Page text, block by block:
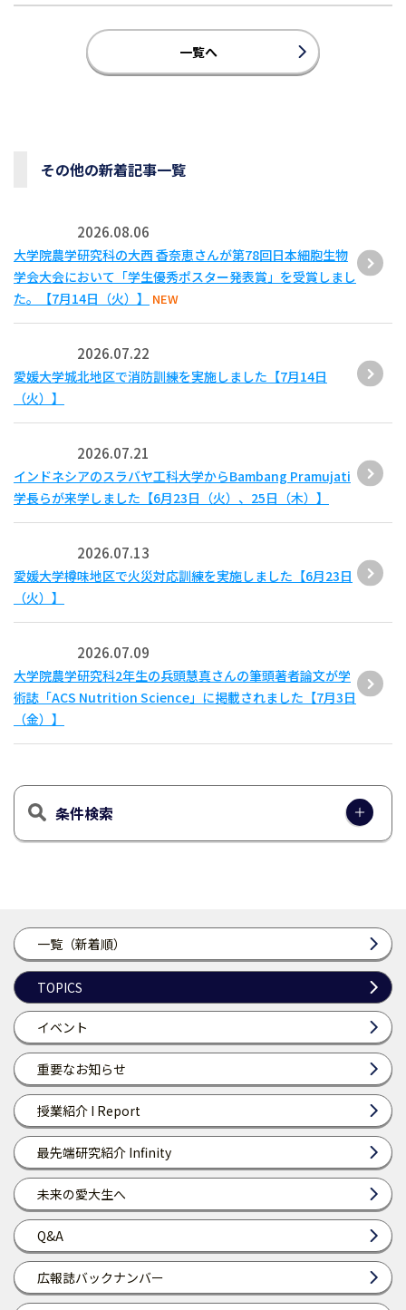
一覧（新着順）
TOPICS
イベント
重要なお知らせ
授業紹介 I Report
最先端研究紹介 Infinity
未来の愛大生へ
Q&A
広報誌バックナンバー
一覧へ
その他の新着記事一覧
2026.08.06
大学院農学研究科の大西 香奈恵さんが第78回日本細胞生物
学会大会において「学生優秀ポスター発表賞」を受賞しまし
た。【7月14日（火）】
NEW
2026.07.22
愛媛大学城北地区で消防訓練を実施しました【7月14日
（火）】
2026.07.21
インドネシアのスラバヤ工科大学からBambang Pramujati
学長らが来学しました【6月23日（火）、25日（木）】
2026.07.13
愛媛大学樽味地区で火災対応訓練を実施しました【6月23日
（火）】
2026.07.09
大学院農学研究科2年生の兵頭慧真さんの筆頭著者論文が学
術誌「ACS Nutrition Science」に掲載されました【7月3日
（金）】
条件検索